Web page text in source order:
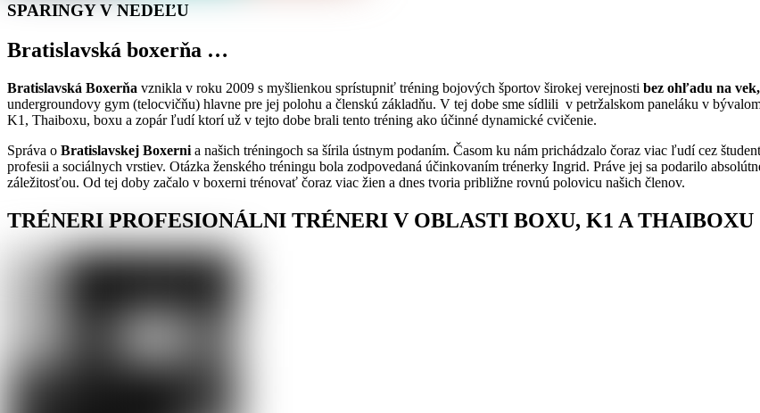
SPARINGY V NEDEĽU
Bratislavská boxerňa …
Bratislavská Boxerňa vznikla v roku 2009 s myšlienkou sprístupniť tréning bojových športov širokej verejnosti bez ohľadu na
undergroundovy gym (telocvičňu) hlavne pre jej polohu a členskú základňu. V tej dobe sme sídlili v petržalskom paneláku v
K1, Thaiboxu, boxu a zopár ľudí ktorí už v tejto dobe brali tento tréning ako účinné dynamické cvičenie.
Správa o Bratislavskej Boxerni a našich tréningoch sa šírila ústnym podaním. Časom ku nám prichádzalo čoraz viac ľudí cez
profesii a sociálnych vrstiev. Otázka ženského tréningu bola zodpovedaná účinkovaním trénerky Ingrid. Práve jej sa podarilo
záležitosťou. Od tej doby začalo v boxerni trénovať čoraz viac žien a dnes tvoria približne rovnú polovicu našich členov.
TRÉNERIPROFESIONÁLNI TRÉNERI V OBLASTI BOXU, K1 A THAIBOXU